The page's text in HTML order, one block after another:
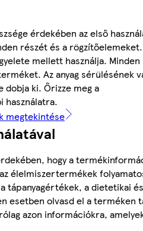
érdekében az első
részét és a
mellett használja. Minden
Az anyag sérülésének
dobja ki. Őrizze meg a
használatra.
megtekintése
hogy a
élelmiszertermékek
tápanyagértékek, a dietetikai és
esetben olvasd el a terméken
azon információkra,